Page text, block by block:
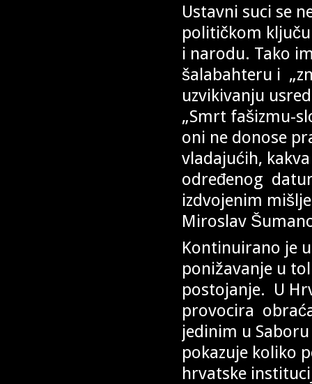
Ustavni suci se
političkom
i narodu. Tako
šalabahteru i
uzvikivanju
„Smrt
oni ne donose
vladajućih,
određenog
izdvojenim
Miroslav
Kontinuirano je
ponižavanje u
postojanje. U
provocira
jedinim u
pokazuje koliko
hrvatske